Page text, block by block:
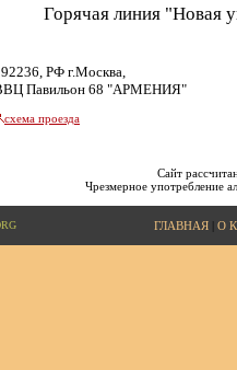
Горячая линия "Новая
РФ г.Москва,
Павильон 68 "АРМЕНИЯ"
схема проезда
Сайт
Чрезмерное употребление
ГЛАВНАЯ| О